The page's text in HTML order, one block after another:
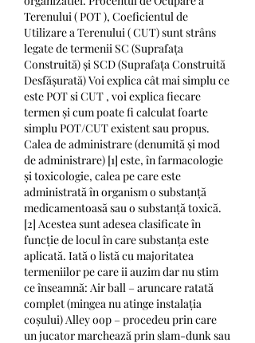
Terenului ( POT ), Coeficientul de
Utilizare a Terenului ( CUT) sunt strâns
legate de termenii SC (Suprafața
Construită) și SCD (Suprafața Construită
Desfășurată) Voi explica cât mai simplu ce
este POT si CUT , voi explica fiecare
termen și cum poate fi calculat foarte
simplu POT/CUT existent sau propus.
Calea de administrare (denumită și mod
de administrare) [1] este, în farmacologie
și toxicologie, calea pe care este
administrată în organism o substanță
medicamentoasă sau o substanță toxică.
[2] Acestea sunt adesea clasificate în
funcție de locul în care substanța este
aplicată. Iată o listă cu majoritatea
termeniilor pe care ii auzim dar nu stim
ce înseamnă: Air ball – aruncare ratată
complet (mingea nu atinge instalația
coșului) Alley oop – procedeu prin care
un jucator marchează prin slam-dunk sau